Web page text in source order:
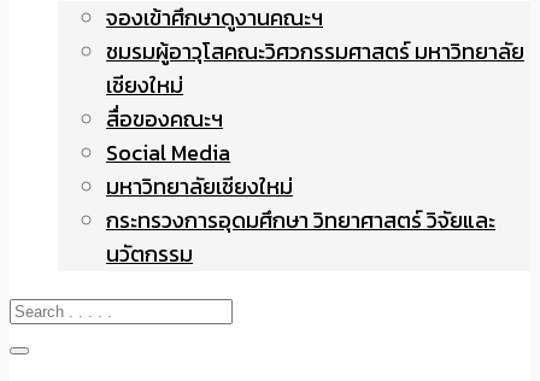
จองเข้าศึกษาดูงานคณะฯ
ชมรมผู้อาวุโสคณะวิศวกรรมศาสตร์ มหาวิทยาลัย
เชียงใหม่
สื่อของคณะฯ
Social Media
มหาวิทยาลัยเชียงใหม่
กระทรวงการอุดมศึกษา วิทยาศาสตร์ วิจัยและ
นวัตกรรม